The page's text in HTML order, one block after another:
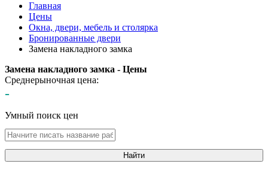
Главная
Цены
Окна, двери, мебель и столярка
Бронированные двери
Замена накладного замка
Замена накладного замка - Цены
Среднерыночная цена:
-
Умный поиск цен
Найти